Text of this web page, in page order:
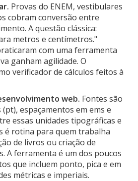
Provas do ENEM, vestibulares
cobram conversão entre
A questão clássica:
metros e centímetros."
com uma ferramenta
ganham agilidade. O
verificador de cálculos feitos à
web. Fontes são
espaçamentos em ems e
essas unidades tipográficas e
é rotina para quem trabalha
de livros ou criação de
A ferramenta é um dos poucos
que incluem ponto, pica e em
métricas e imperiais.